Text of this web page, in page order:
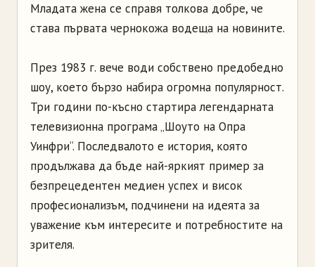
Младата жена се справя толкова добре, че
става първата чернокожа водеща на новините.
През 1983 г. вече води собствено предобедно
шоу, което бързо набира огромна популярност.
Три години по-късно стартира легендарната
телевизионна програма „Шоуто на Опра
Уинфри“. Последвалото е история, която
продължава да бъде най-яркият пример за
безпрецедентен медиен успех и висок
професионализъм, подчинени на идеята за
уважение към интересите и потребностите на
зрителя.